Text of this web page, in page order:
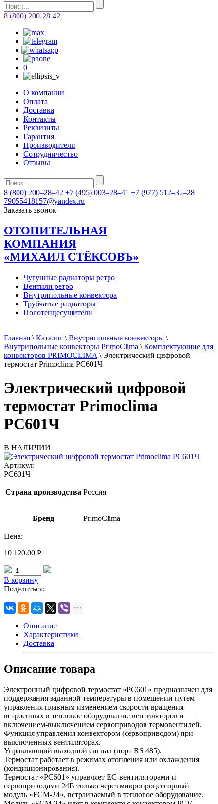
8 (800) 200-28-42
0
О компании
Оплата
Доставка
Контакты
Реквизиты
Гарантия
Производители
Сотрудничество
Отзывы
8 (800) 200–28–42 +7 (495) 003–28–41 +7 (977) 512–32–28
79055418157@yandex.ru
Заказать звонок
ОТОПИТЕЛЬНАЯ
КОМПАНИЯ
«МИХАИЛ СТЁКСОВЪ»
Чугунные радиаторы ретро
Вентили ретро
Внутрипольные конвектора
Трубчатые радиаторы
Полотенцесушители
Главная \ Каталог \ Внутрипольные конвекторы \
Внутрипольные конвекторы PrimoClima \ Комплектующие для
конвекторов PRIMOCLIMA \ Электрический цифровой
термостат Primoclima PC601Ч
Электрический цифровой
термостат Primoclima
PC601Ч
В НАЛИЧИИ
Артикул:
PC601Ч
Страна производства Россия
Бренд PrimoClima
Цена:
10 120.00 Р
В корзину
Поделиться:
Описание
Характеристики
Доставка
Описание товара
Электронный цифровой термостат «PC601» предназначен для
поддержания заданной температуры в помещении путем
управления плавным изменением скорости вращения
встроенных в тепловое оборудование вентиляторов и
включением-выключением сервоприводов термовентилей.
Функция управления конвектором (сервоприводом) при
выключенных вентиляторах.
Управляющий выходной сигнал (порт RS 485).
Термостат работает в режимах отопления или охлаждения
(кондиционирования).
Термостат «PC601» управляет EC-вентиляторами и
сервоприводами 24В только через микропроцессорный
модуль «FCM-24», встраиваемый в тепловое оборудование.